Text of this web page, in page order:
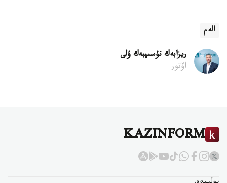
الەم
ريزابەك نۇسىپبەك ۇلى
اۆتور
KAZINFORM